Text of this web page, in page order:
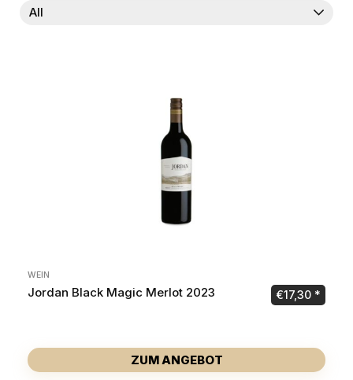
All
WEIN
Jordan Black Magic Merlot 2023 €17,30
ZUM ANGEBOT